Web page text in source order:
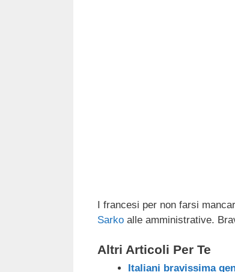
I francesi per non farsi
Sarko alle amministrative.
Altri Articoli Per Te
Italiani bravissima